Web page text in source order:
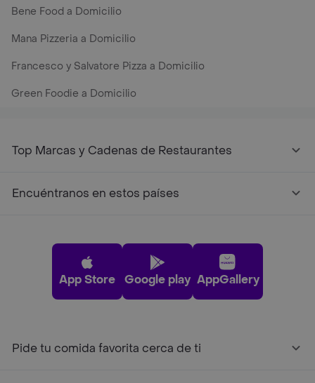
Bene Food a Domicilio
Mana Pizzeria a Domicilio
Francesco y Salvatore Pizza a Domicilio
Green Foodie a Domicilio
Top Marcas y Cadenas de Restaurantes
Encuéntranos en estos países
App Store Google play AppGallery
Pide tu comida favorita cerca de ti